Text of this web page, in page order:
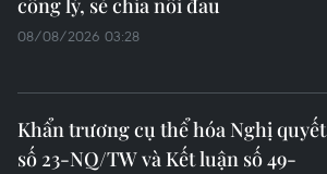
công lý, sẻ chia nỗi đau
08/08/2026 03:28
Khẩn trương cụ thể hóa Nghị quyết
số 23-NQ/TW và Kết luận số 49-